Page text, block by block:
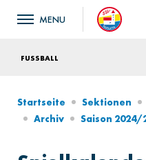
FUSSBALL
Startseite Sektionen
Archiv
Saison 2024/